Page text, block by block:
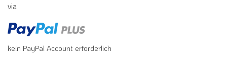
via
kein PayPal Account erforderlich